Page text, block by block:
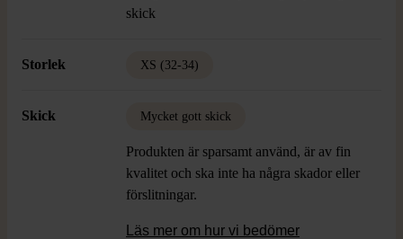
skick
Storlek XS (32-34)
Skick Mycket gott skick
Produkten är sparsamt använd, är av fin
kvalitet och ska inte ha några skador eller
förslitningar.
Läs mer om hur vi bedömer